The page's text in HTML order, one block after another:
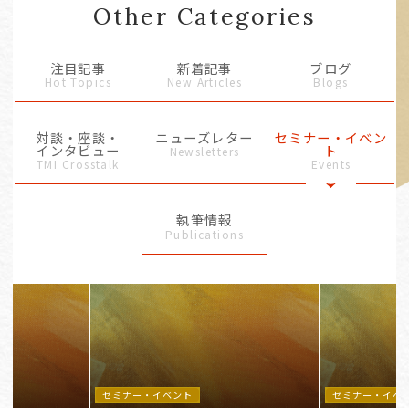
Other Categories
注目記事
Hot Topics
新着記事
New Articles
ブログ
Blogs
対談・座談・
インタビュー
TMI Crosstalk
ニューズレター
Newsletters
セミナー・イベン
ト
Events
執筆情報
Publications
セミナー・イベント セミナー・イベ